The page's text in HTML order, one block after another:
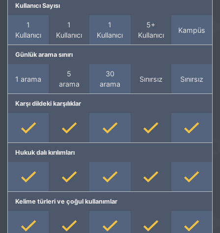
Kullanıcı Sayısı
1
Kullanıcı
1
Kullanıcı
1
Kullanıcı
5+
Kullanıcı
Kampüs
Günlük arama sınırı
1 arama
5
arama
30
arama
Sınırsız Sınırsız
Karşı dildeki karşılıklar
Hukuk dalı kırılımları
Kelime türleri ve çoğul kullanımlar